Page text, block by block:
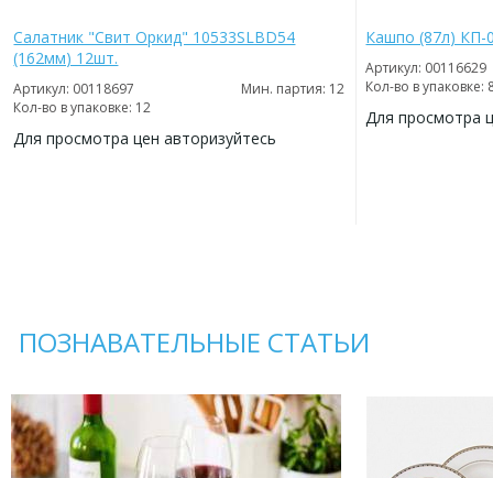
Салатник "Свит Оркид" 10533SLBD54
(162мм) 12шт.
Артикул: 00118697
Мин. партия: 12
Кол-во в упаковке: 12
Для просмотра цен авторизуйтесь
Кашпо (87л) КП-
Артикул: 00116629
Кол-во в упаковке:
Для просмотра
ПОЗНАВАТЕЛЬНЫЕ СТАТЬИ